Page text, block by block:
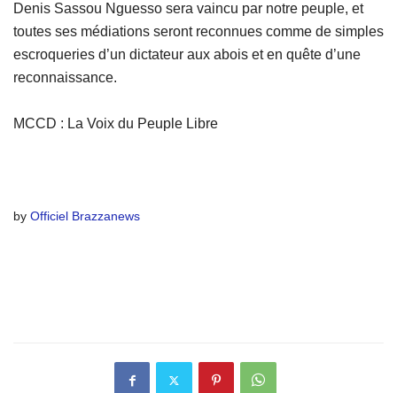
Denis Sassou Nguesso sera vaincu par notre peuple, et
toutes ses médiations seront reconnues comme de simples
escroqueries d’un dictateur aux abois et en quête d’une
reconnaissance.
MCCD : La Voix du Peuple Libre
by Officiel Brazzanews